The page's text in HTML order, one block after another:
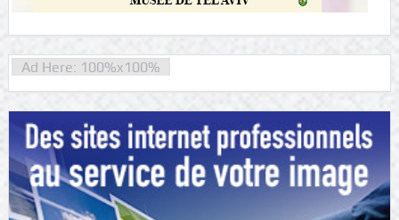
Ad Here: 100%x100%